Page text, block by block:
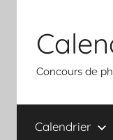
contenu
Concours de
Calendrier